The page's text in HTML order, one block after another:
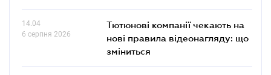
14.04
6 серпня 2026
Тютюнові компанії чекають на
нові правила відеонагляду: що
зміниться